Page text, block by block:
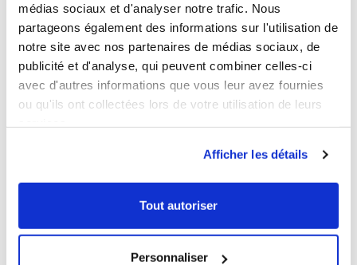
médias sociaux et d'analyser notre trafic. Nous
partageons également des informations sur l'utilisation de
notre site avec nos partenaires de médias sociaux, de
publicité et d'analyse, qui peuvent combiner celles-ci
avec d'autres informations que vous leur avez fournies
ou qu'ils ont collectées lors de votre utilisation de leurs
Afficher les détails
Tout autoriser
Personnaliser
Ajouter au panier Ajouter au panier
Circuit Dinosaure
Circuit d’activités